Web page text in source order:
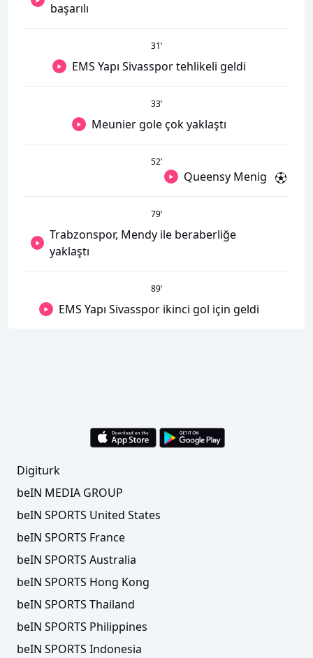
başarılı
31’
EMS Yapı Sivasspor tehlikeli geldi
33’
Meunier gole çok yaklaştı
52’
Queensy Menig
79’
Trabzonspor, Mendy ile beraberliğe
yaklaştı
89’
EMS Yapı Sivasspor ikinci gol için geldi
Digiturk
beIN MEDIA GROUP
beIN SPORTS United States
beIN SPORTS France
beIN SPORTS Australia
beIN SPORTS Hong Kong
beIN SPORTS Thailand
beIN SPORTS Philippines
beIN SPORTS Indonesia